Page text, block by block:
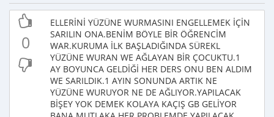
0
ELLERİNİ YÜZÜNE WURMASINI ENGELLEMEK İÇİN
SARILIN ONA.BENİM BÖYLE BİR ÖĞRENCİM
WAR.KURUMA İLK BAŞLADIĞINDA SÜREKL
YÜZÜNE WURAN WE AĞLAYAN BİR ÇOCUKTU.1
AY BOYUNCA GELDİĞİ HER DERS ONU BEN ALDIM
WE SARILDIK.1 AYIN SONUNDA ARTIK NE
YÜZÜNE WURUYOR NE DE AĞLIYOR.YAPILACAK
BİŞEY YOK DEMEK KOLAYA KAÇIŞ GB GELİYOR